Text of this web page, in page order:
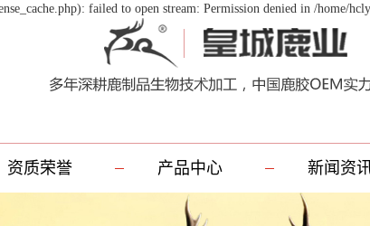
failed to open stream: Permission denied in /home/
资质荣誉 产品中心 新闻资